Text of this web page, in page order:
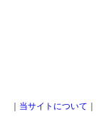
｜ 当サイトについて ｜